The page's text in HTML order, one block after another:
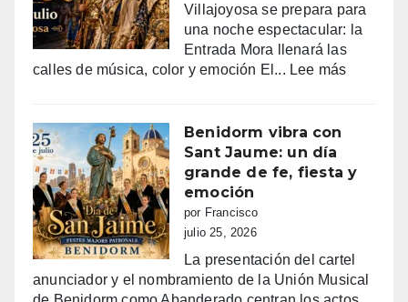
AL
18
DE
AGOSTO
Villajoyosa se prepara para
una noche espectacular: la
Entrada Mora llenará las
calles de música, color y emoción El... Lee más:
Benidorm vibra con
Sant Jaume: un día
grande de fe, fiesta y
emoción
por Francisco
julio 25, 2026
La presentación del cartel
anunciador y el nombramiento de la Unión Musical